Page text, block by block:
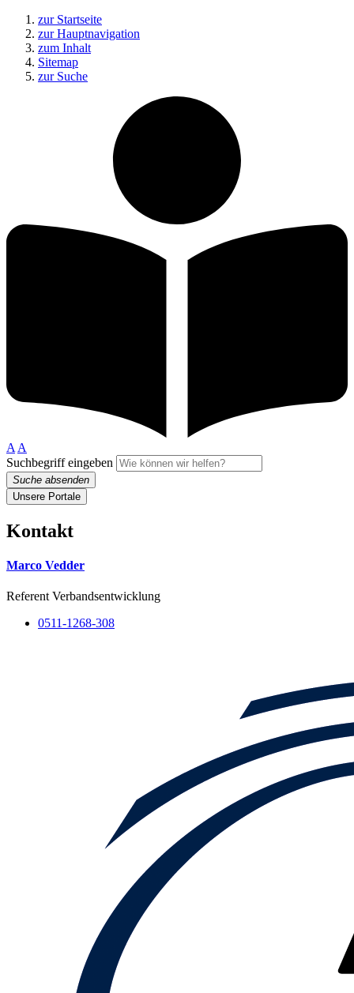
zur Startseite
zur Hauptnavigation
zum Inhalt
Sitemap
zur Suche
A A
Suchbegriff eingeben
Suche absenden
Unsere Portale
Kontakt
Marco Vedder
Referent Verbandsentwicklung
0511-1268-308